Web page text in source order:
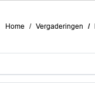
Home Vergaderingen